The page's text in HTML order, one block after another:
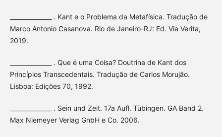
______________ . Kant e o Problema da Metafísica. Tradução de
Marco Antonio Casanova. Rio de Janeiro-RJ: Ed. Via Verita,
2019.
______________ . Que é uma Coisa? Doutrina de Kant dos
Princípios Transcedentais. Tradução de Carlos Morujão.
Lisboa: Edições 70, 1992.
______________ . Sein und Zeit. 17a Aufl. Tübingen. GA Band 2.
Max Niemeyer Verlag GnbH e Co. 2006.